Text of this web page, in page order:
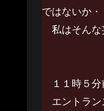
ではないか・
私はそんな
１１時５分
エントラン